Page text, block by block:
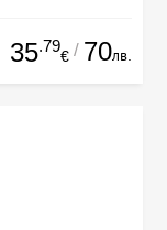
35.79
€ / 70лв.